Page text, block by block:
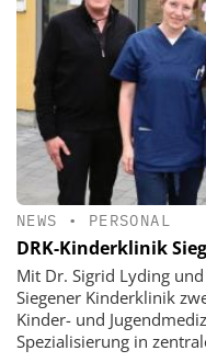
NEWS • PERSONAL
DRK-Kinderklinik
Mit Dr. Sigrid Lyding
Siegener Kinderklinik
Kinder- und
Spezialisierung in